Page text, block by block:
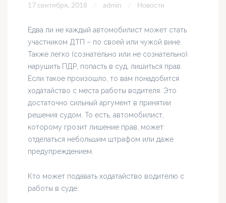
17 сентября, 2018 admin Новости
Едва ли не каждый автомобилист может стать
участником ДТП – по своей или чужой вине.
Также легко (сознательно или не сознательно)
нарушить ПДР, попасть в суд, лишиться прав.
Если такое произошло, то вам понадобится
ходатайство с места работы водителя. Это
достаточно сильный аргумент в принятии
решения судом. То есть, автомобилист,
которому грозит лишение прав, может
отделаться небольшим штрафом или даже
предупреждением.
Кто может подавать ходатайство водителю с
работы в суде: